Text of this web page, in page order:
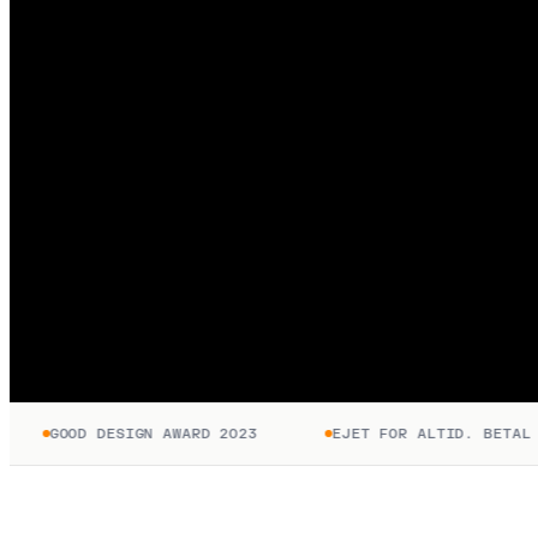
GOOD DESIGN AWARD 2023 EJET FOR ALTID. BETAL KUN